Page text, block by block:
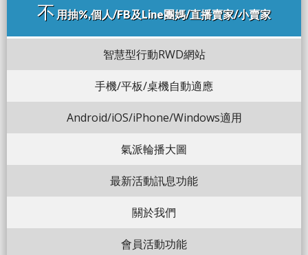
不 用抽%,個人/FB及Line團媽/直播賣家/小賣家
智慧型行動RWD網站
手機/平板/桌機自動適應
Android/iOS/iPhone/Windows適用
氣派輪播大圖
最新活動訊息功能
關於我們
會員活動功能